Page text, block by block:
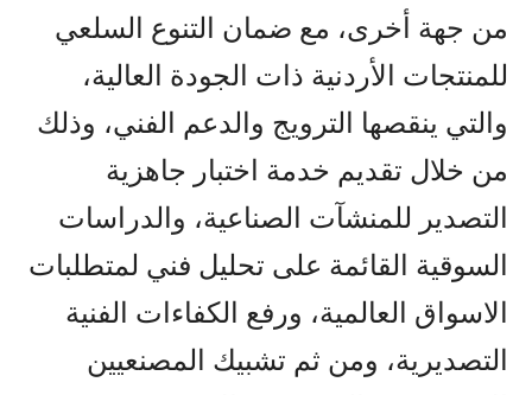
من جهة أخرى، مع ضمان التنوع السلعي
للمنتجات الأردنية ذات الجودة العالية،
والتي ينقصها الترويج والدعم الفني، وذلك
من خلال تقديم خدمة اختبار جاهزية
التصدير للمنشآت الصناعية، والدراسات
السوقية القائمة على تحليل فني لمتطلبات
الاسواق العالمية، ورفع الكفاءات الفنية
التصديرية، ومن ثم تشبيك المصنعيين